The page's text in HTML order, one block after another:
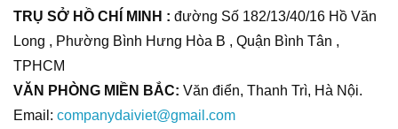
TRỤ SỞ HỒ CHÍ MINH : đường Số 182/13/40/16 Hồ Văn
Long , Phường Bình Hưng Hòa B , Quận Bình Tân ,
TPHCM
VĂN PHÒNG MIỀN BẮC: Văn điển, Thanh Trì, Hà Nội.
Email: companydaiviet@gmail.com